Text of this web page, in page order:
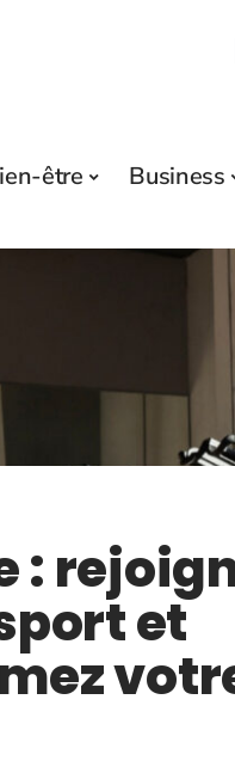
être Business
:
et